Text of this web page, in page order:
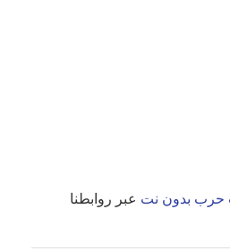
حرب بدون نت عبر روابطنا